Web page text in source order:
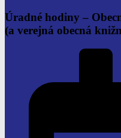
Úradné hodiny –
(a verejná obecná